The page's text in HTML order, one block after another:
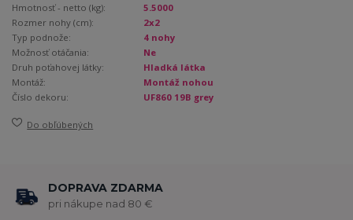
Hmotnosť - netto (kg):
5.5000
Rozmer nohy (cm):
2x2
Typ podnože:
4 nohy
Možnosť otáčania:
Ne
Druh poťahovej látky:
Hladká látka
Montáž:
Montáž nohou
Číslo dekoru:
UF860 19B grey
Do obľúbených
DOPRAVA ZDARMA
pri nákupe nad 80 €